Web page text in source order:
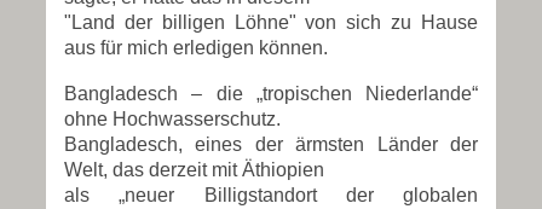
"Land der billigen Löhne" von sich zu Hause
aus für mich erledigen können.
Bangladesch – die „tropischen Niederlande“
ohne Hochwasserschutz.
Bangladesch, eines der ärmsten Länder der
Welt, das derzeit mit Äthiopien
als „neuer Billigstandort der globalen